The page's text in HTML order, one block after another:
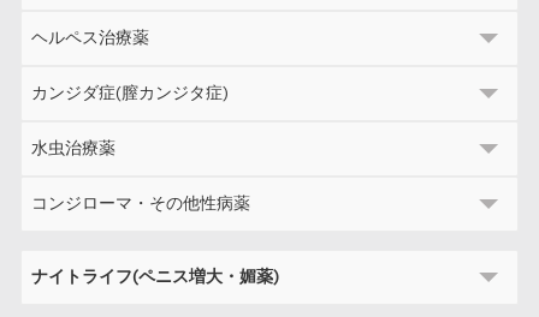
ヘルペス治療薬
カンジダ症(膣カンジタ症)
水虫治療薬
コンジローマ・その他性病薬
ナイトライフ(ペニス増大・媚薬)